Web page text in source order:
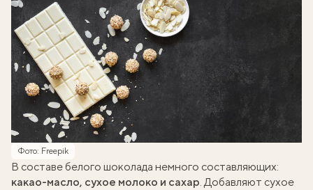
Фото: Freepik
В составе белого шоколада немного составляющих:
какао-масло, сухое молоко и сахар. Добавляют сухое